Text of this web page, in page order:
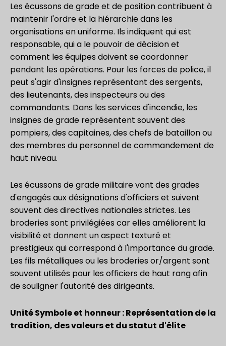
Les écussons de grade et de position contribuent à
maintenir l'ordre et la hiérarchie dans les
organisations en uniforme. Ils indiquent qui est
responsable, qui a le pouvoir de décision et
comment les équipes doivent se coordonner
pendant les opérations. Pour les forces de police, il
peut s'agir d'insignes représentant des sergents,
des lieutenants, des inspecteurs ou des
commandants. Dans les services d'incendie, les
insignes de grade représentent souvent des
pompiers, des capitaines, des chefs de bataillon ou
des membres du personnel de commandement de
haut niveau.
Les écussons de grade militaire vont des grades
d'engagés aux désignations d'officiers et suivent
souvent des directives nationales strictes. Les
broderies sont privilégiées car elles améliorent la
visibilité et donnent un aspect texturé et
prestigieux qui correspond à l'importance du grade.
Les fils métalliques ou les broderies or/argent sont
souvent utilisés pour les officiers de haut rang afin
de souligner l'autorité des dirigeants.
Unité Symbole et honneur : Représentation de la
tradition, des valeurs et du statut d'élite